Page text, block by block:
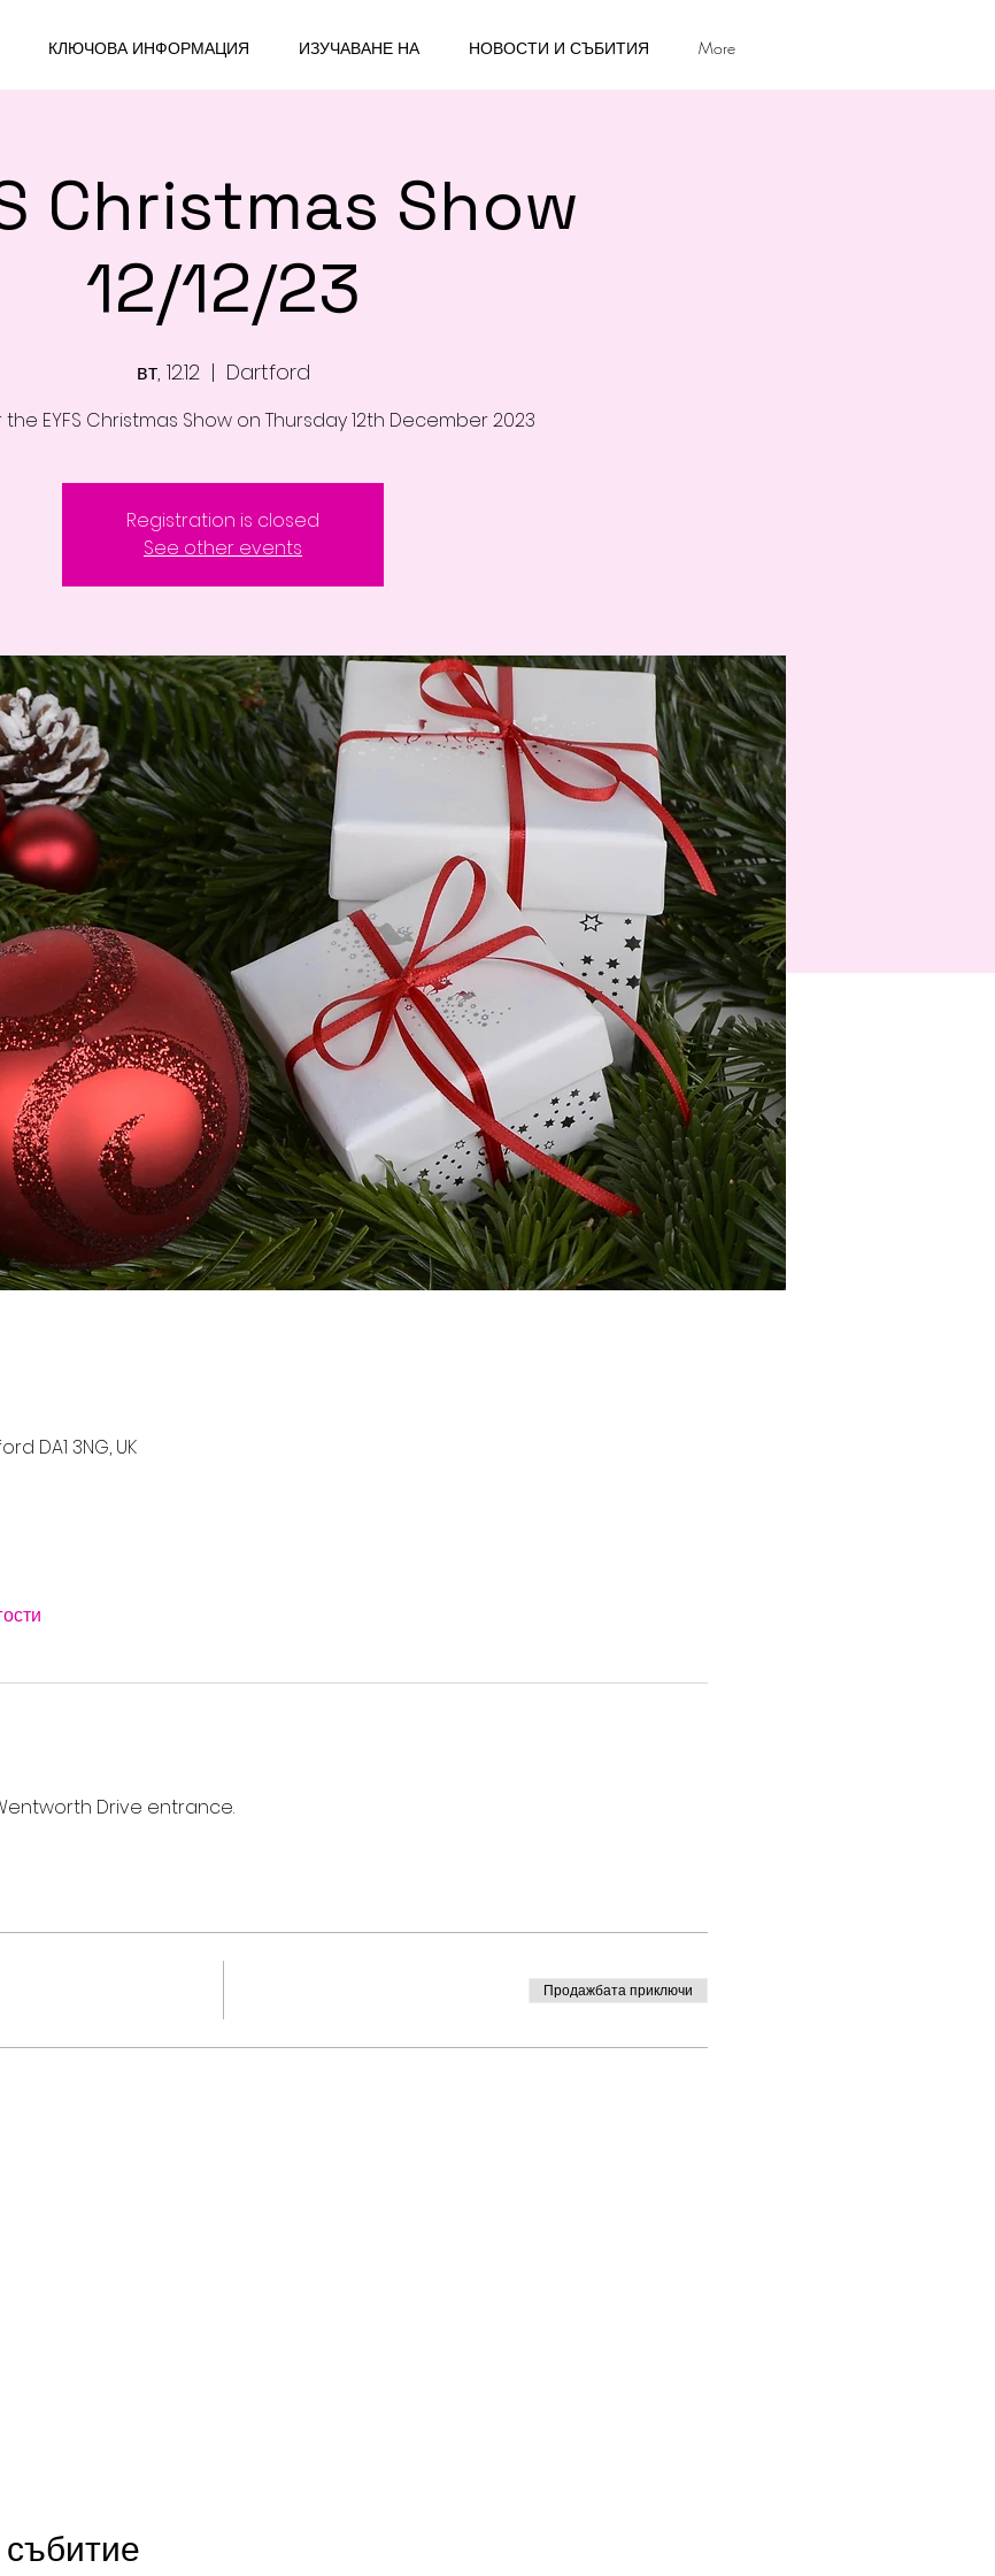
КЛЮЧОВА ИНФОРМАЦИЯ ИЗУЧАВАНЕ НА НОВОСТИ И СЪБИТИЯ More
Christmas Show
12/12/23
вт, 12.12
  |
Dartford
EYFS Christmas Show on Thursday 12th December 2023
Registration is closed
See other events
DA1 3NG, UK
Drive entrance.
Продажбата приключи